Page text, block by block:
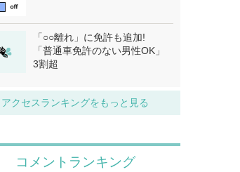
「○○離れ」に免許も追加!
「普通車免許のない男性OK」
3割超
アクセスランキングをもっと見る